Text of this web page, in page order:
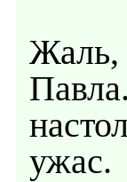
Жаль,
ужас.